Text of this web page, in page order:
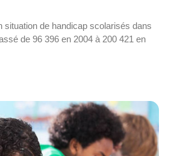
situation de handicap scolarisés dans
de 96 396 en 2004 à 200 421 en